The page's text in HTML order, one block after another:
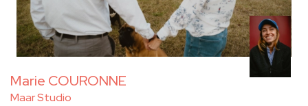
Marie COURONNE
Maar Studio